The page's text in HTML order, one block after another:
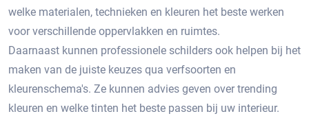
welke materialen, technieken en kleuren het beste werken
voor verschillende oppervlakken en ruimtes.
Daarnaast kunnen professionele schilders ook helpen bij het
maken van de juiste keuzes qua verfsoorten en
kleurenschema's.​ Ze kunnen advies geven over trending
kleuren en welke tinten het beste passen bij uw interieur.​